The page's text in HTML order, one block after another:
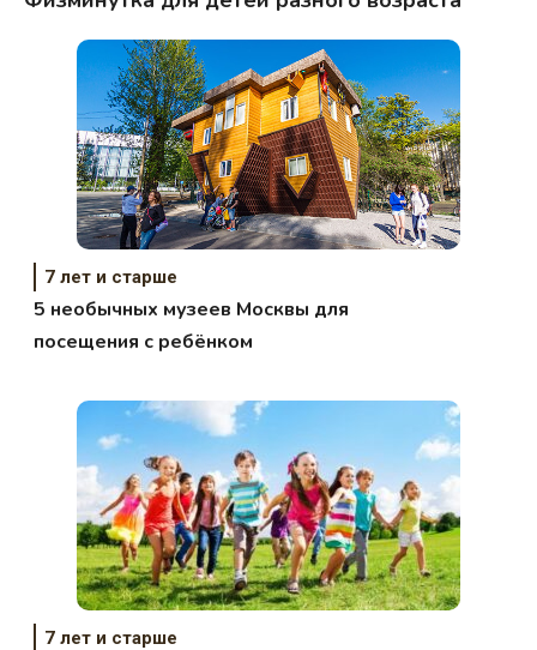
7 лет и старше
5 необычных музеев Москвы для
посещения с ребёнком
7 лет и старше